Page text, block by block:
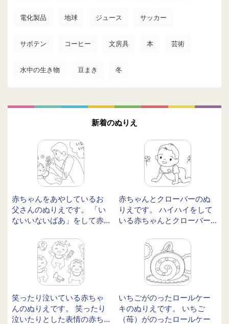
電化製品 地球 ジュース サッカー
サボテン コーヒー 文房具 本 芸術
水中の生き物 豆まき 冬
新着のぬりえ
赤ちゃんをあやしているお
父さんのぬりえです。 「い
ないいないばあ」をして赤...
赤ちゃんとクローバーのぬ
りえです。 ハイハイをして
いる赤ちゃんとクローバー...
笑ったり泣いている赤ちゃ
んのぬりえです。 笑ったり
泣いたりとした表情の赤ち...
いちごがのったロールケー
キのぬりえです。 いちご
（苺）がのったロールケー